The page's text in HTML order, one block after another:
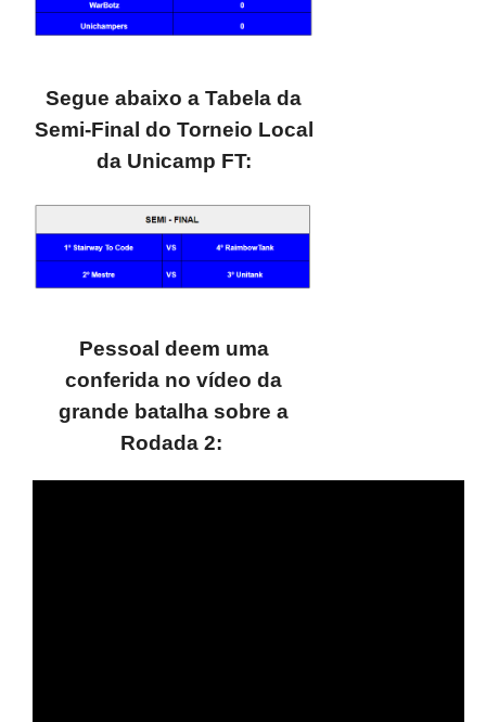
Segue abaixo a Tabela da
Semi-Final do Torneio Local
da Unicamp FT:
Pessoal deem uma
conferida no vídeo da
grande batalha sobre a
Rodada 2: